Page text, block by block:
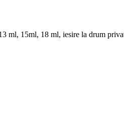
ml, 15ml, 18 ml, iesire la drum